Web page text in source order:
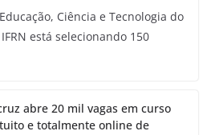
Ciência e Tecnologia do
está selecionando 150
abre 20 mil vagas em curso
e totalmente online de